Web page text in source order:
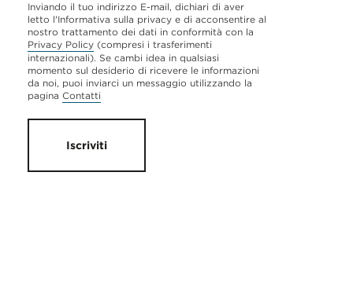
Inviando il tuo indirizzo E-mail, dichiari di aver
letto l'Informativa sulla privacy e di acconsentire al
nostro trattamento dei dati in conformità con la
Privacy Policy (compresi i trasferimenti
internazionali). Se cambi idea in qualsiasi
momento sul desiderio di ricevere le informazioni
da noi, puoi inviarci un messaggio utilizzando la
pagina Contatti
Iscriviti